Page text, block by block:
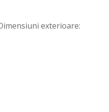
exterioare: